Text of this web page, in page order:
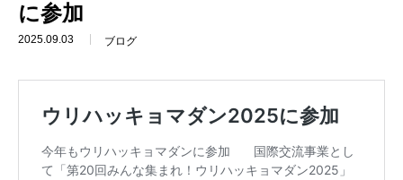
当会の沿革
柔道整復師とは
スポーツ支援・救護活動
に参加
2025.09.03 ブログ